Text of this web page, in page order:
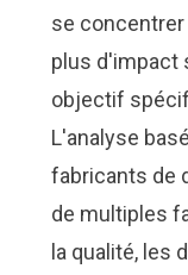
se
plus d'impact
objectif
L'analyse
fabricants de
de multiples
la qualité, les